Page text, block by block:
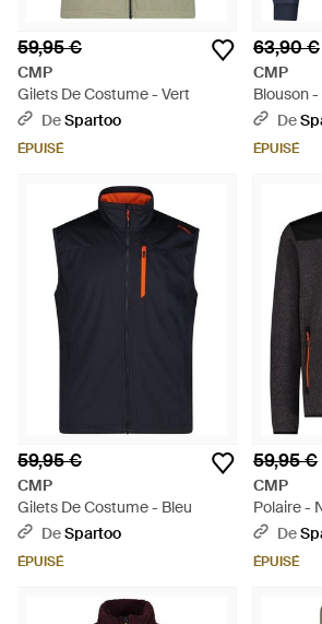
59,95 €
CMP
Gilets De Costume - Vert
DeSpartoo
ÉPUISÉ
63,90 €
CMP
Blouson -
De
ÉPUISÉ
59,95 €
CMP
Gilets De Costume - Bleu
DeSpartoo
ÉPUISÉ
59,95 €
CMP
Polaire -
De
ÉPUISÉ